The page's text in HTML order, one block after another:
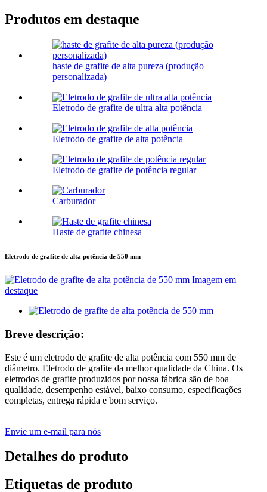
Produtos em destaque
haste de grafite de alta pureza (produção
personalizada)
Eletrodo de grafite de ultra alta potência
Eletrodo de grafite de alta potência
Eletrodo de grafite de potência regular
Carburador
Haste de grafite chinesa
Eletrodo de grafite de alta potência de 550 mm
Breve descrição:
Este é um eletrodo de grafite de alta potência com 550 mm de
diâmetro. Eletrodo de grafite da melhor qualidade da China. Os
eletrodos de grafite produzidos por nossa fábrica são de boa
qualidade, desempenho estável, baixo consumo, especificações
completas, entrega rápida e bom serviço.
Envie um e-mail para nós
Detalhes do produto
Etiquetas de produto